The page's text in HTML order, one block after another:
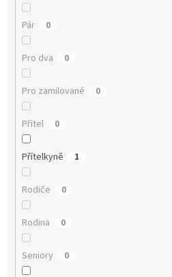
Pár 0
Pro dva 0
Pro zamilované 0
Přítel 0
Přítelkyně 1
Rodiče 0
Rodina 0
Seniory 0